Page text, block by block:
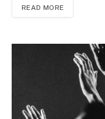
READ MORE